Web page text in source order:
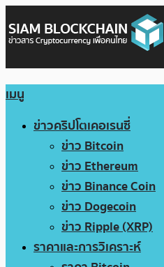
เมนู
ข่าวคริปโตเคอเรนซี่
ข่าว Bitcoin
ข่าว Ethereum
ข่าว Binance Coin
ข่าว Dogecoin
ข่าว Ripple (XRP)
ราคาและการวิเคราะห์